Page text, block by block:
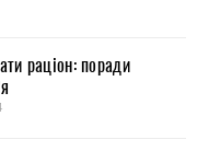
раціон: поради